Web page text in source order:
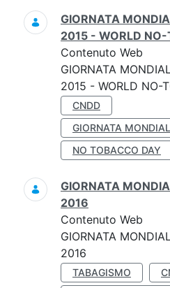
GIORNATA
2015 - WORLD
Contenuto Web
GIORNATA
2015 - WORLD NO-
CNDD
GIORNATA
NO TOBACCO DAY
GIORNATA
2016
Contenuto Web
GIORNATA
2016
TABAGISMO